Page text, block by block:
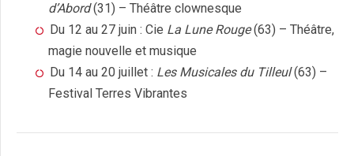
d’Abord(31) – Théâtre clownesque
Du 12 au 27 juin : Cie La Lune Rouge(63) – Théâtre,
magie nouvelle et musique
Du 14 au 20 juillet : Les Musicales du Tilleul(63) –
Festival Terres Vibrantes